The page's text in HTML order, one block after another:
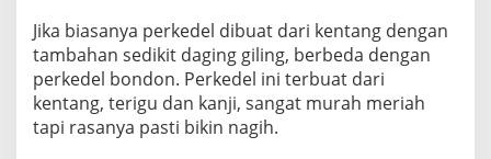
e
r
K
h
a
s
B
Jika biasanya perkedel dibuat dari kentang dengan
tambahan sedikit daging giling, berbeda dengan
perkedel bondon. Perkedel ini terbuat dari
kentang, terigu dan kanji, sangat murah meriah
tapi rasanya pasti bikin nagih.